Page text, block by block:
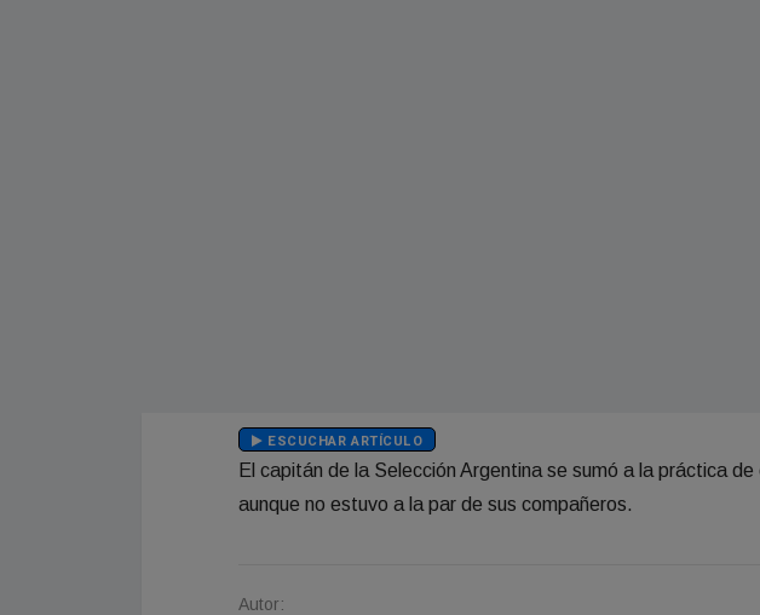
ESCUCHAR ARTÍCULO
El capitán de la Selección Argentina se sumó a la práctica
aunque no estuvo a la par de sus compañeros.
Autor: